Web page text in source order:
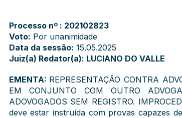
Processo nº : 202102823
Voto: Por unanimidade
Data da sessão: 15.05.2025
Juiz(a) Redator(a): LUCIANO DO VALLE
EMENTA: REPRESENTAÇÃO CONTRA
EM CONJUNTO COM OUTRO
ADOVOGADOS SEM REGISTRO.
deve estar instruída com provas capazes